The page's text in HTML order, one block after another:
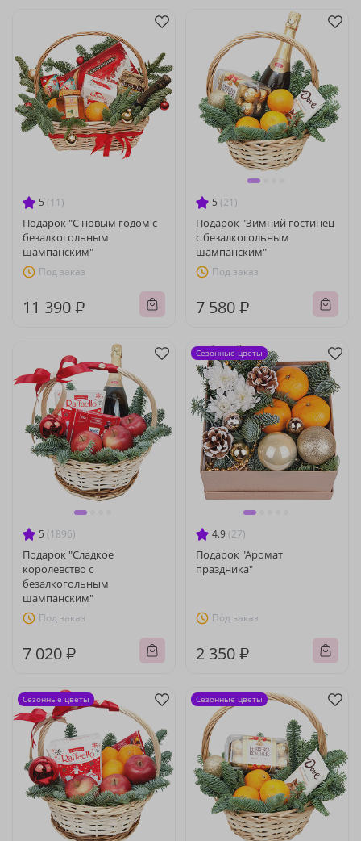
5 (11)
Подарок "С новым годом с
безалкогольным
шампанским"
Под заказ
11 390 ₽
5 (21)
Подарок "Зимний гостинец
с безалкогольным
шампанским"
Под заказ
7 580 ₽
5 (1896)
Подарок "Сладкое
королевство с
безалкогольным
шампанским"
Под заказ
7 020 ₽
4.9 (27)
Подарок "Аромат
праздника"
Под заказ
2 350 ₽
Сезонные цветы
Сезонные цветы Сезонные цветы